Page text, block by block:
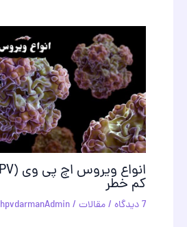
کم خطر
7 دیدگاه /مقالات / By
hpvdarmanAdmin